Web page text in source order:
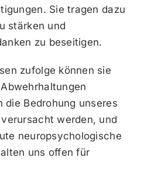
Sie tragen dazu
stärken und
zu beseitigen.
zufolge können sie
die Bedrohung unseres
werden, und
neuropsychologische
uns offen für